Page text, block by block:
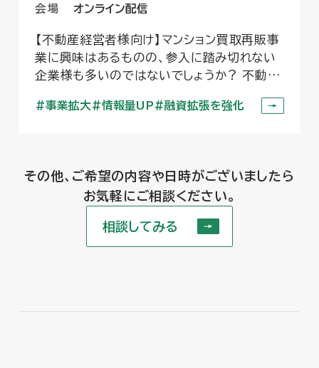
会場 オンライン配信
【不動産経営者様向け】マンション買取再販事
業に興味はあるものの、参入に踏み切れない
企業様も多いのではないでしょうか? 不動産
成長させるためのワンリノネットワークの支援
事業拡大 情報量UP 融資拡張を強化
その他、ご希望の内容や日時がございましたら
お気軽にご相談ください。
相談してみる